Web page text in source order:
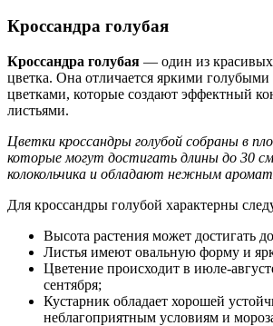
Кроссандра голубая
Кроссандра голубая — один из красивых
цветка. Она отличается яркими
цветками, которые создают эффектный
листьями.
Цветки кроссандры голубой собраны в
которые могут достигать длины до 30
колокольчика и обладают нежным
Для кроссандры голубой характерны
Высота растения может достигать
Листья имеют овальную форму и
Цветение происходит в июле-
сентября;
Кустарник обладает хорошей
неблагоприятным условиям и